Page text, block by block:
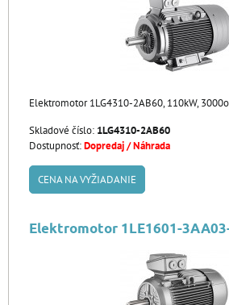
Elektromotor 1LG4310-2AB60, 110kW,
Skladové číslo: 1LG4310-2AB60
Dostupnosť:Dopredaj / Náhrada
CENA NA VYŽIADANIE
Elektromotor 1LE1601-